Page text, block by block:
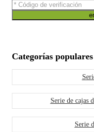
Categorías populares
Serie de cajas
Serie